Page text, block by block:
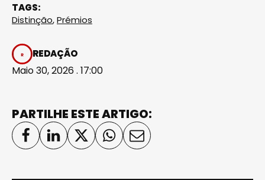
TAGS:
Distinção,Prémios
REDAÇÃO
Maio 30, 2026 . 17:00
PARTILHE ESTE ARTIGO: